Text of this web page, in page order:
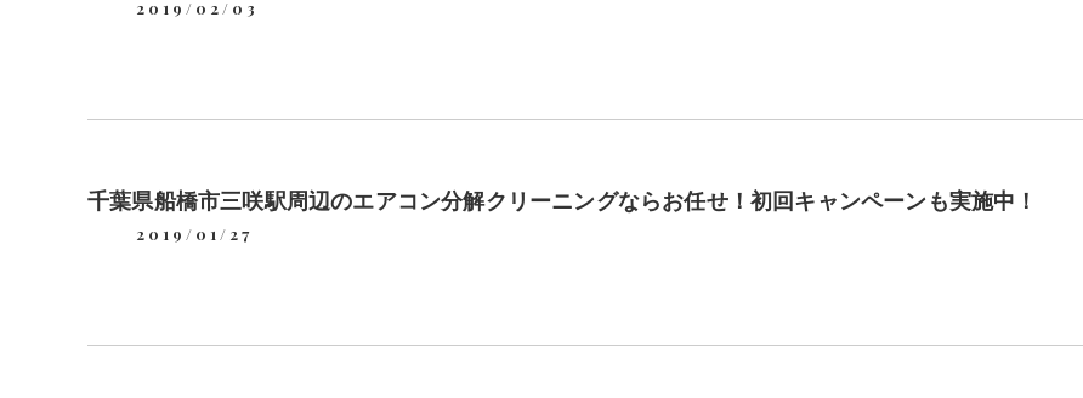
2019/02/03
千葉県船橋市三咲駅周辺のエアコン分解クリーニングならお任せ！初回キャンペーンも実施中！
2019/01/27